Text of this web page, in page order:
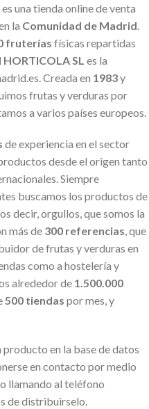
una tienda online de venta
la Comunidad de Madrid
fruterías físicas repartidas
SL es la
Creada en 1983y
frutas y verduras por
a varios países europeos.
de experiencia en el sector
desde el origen tanto
Siempre
buscamos los productos de
decir, orgullos, que somos la
más de 300 referencias , que
de frutas y verduras en
como a hostelería y
alrededor de 1.500.000
500 tiendas por mes, y
producto en la base de datos
en contacto por medio
o llamando al teléfono
de distribuirselo.